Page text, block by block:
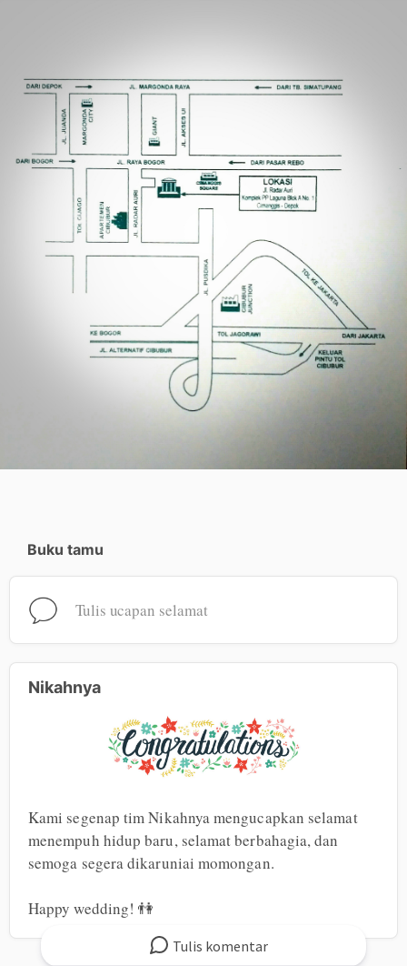
Tulis komentar
Buku tamu
Tulis ucapan selamat
Nikahnya
Kami segenap tim Nikahnya mengucapkan selamat
menempuh hidup baru, selamat berbahagia, dan
semoga segera dikaruniai momongan.
Happy wedding! 👫